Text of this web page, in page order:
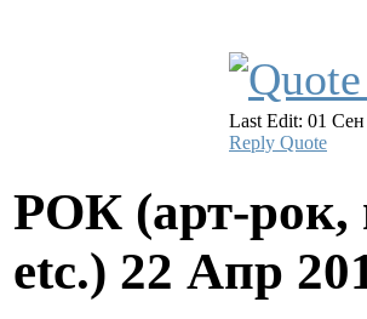
Last Edit: 01
Reply Quote
РОК (арт-рок,
etc.) 22 Апр